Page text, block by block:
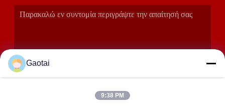
κατάλογο.
Gaotai
9:38 PM